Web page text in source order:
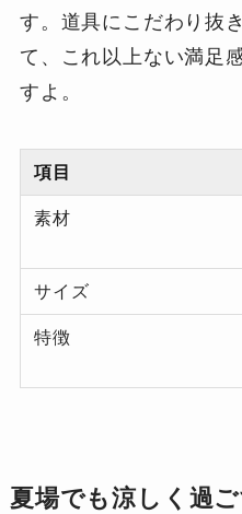
す。道具にこだわり抜
て、これ以上ない満足
すよ。
項目
素材
サイズ
特徴
夏場でも涼しく過